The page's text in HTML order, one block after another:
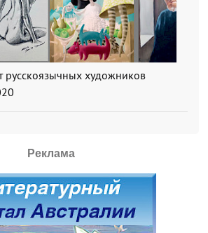
русскоязычных художников
Реклама